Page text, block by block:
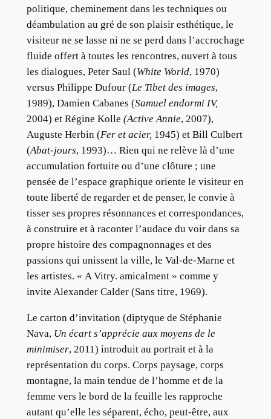
politique, cheminement dans les techniques ou
déambulation au gré de son plaisir esthétique, le
visiteur ne se lasse ni ne se perd dans l’accrochage
fluide offert à toutes les rencontres, ouvert à tous
les dialogues, Peter Saul (White World, 1970)
versus Philippe Dufour (Le Tibet des images,
1989), Damien Cabanes (Samuel endormi IV,
2004) et Régine Kolle (Active Annie, 2007),
Auguste Herbin (Fer et acier, 1945) et Bill Culbert
(Abat-jours, 1993)… Rien qui ne relève là d’une
accumulation fortuite ou d’une clôture ; une
pensée de l’espace graphique oriente le visiteur en
toute liberté de regarder et de penser, le convie à
tisser ses propres résonnances et correspondances,
à construire et à raconter l’audace du voir dans sa
propre histoire des compagnonnages et des
passions qui unissent la ville, le Val-de-Marne et
les artistes. « A Vitry. amicalment » comme y
invite Alexander Calder (Sans titre, 1969).
Le carton d’invitation (diptyque de Stéphanie
Nava, Un écart s’apprécie aux moyens de le
minimiser, 2011) introduit au portrait et à la
représentation du corps. Corps paysage, corps
montagne, la main tendue de l’homme et de la
femme vers le bord de la feuille les rapproche
autant qu’elle les séparent, écho, peut-être, aux